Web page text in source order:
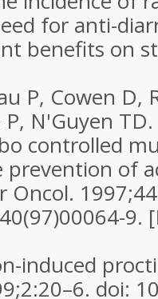
for anti-
benefits on
P, Cowen D,
P, N'Guyen
controlled
prevention of
Oncol. 1997;44
9. [
induced
2:20–6. doi: